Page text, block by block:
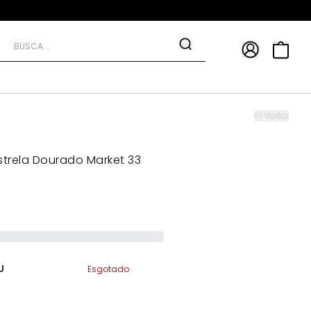
<< Voltar
Dourado Market 33
Esgotado